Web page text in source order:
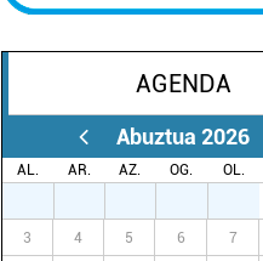
AGENDA
Abuztua 2026
AL. AR. AZ. OG. OL.
3 4 5 6 7